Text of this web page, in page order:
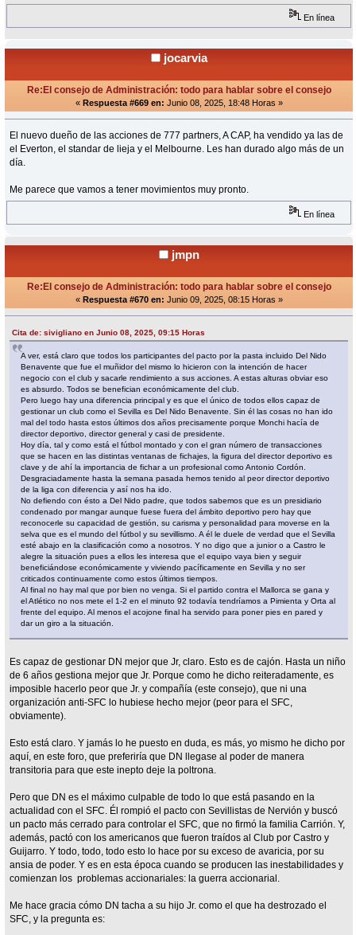
En línea
jocarvia
Re:El consejo de Administración: todo para hablar sobre el consejo
« Respuesta #669 en: Junio 08, 2025, 18:48 Horas »
El nuevo dueño de las acciones de 777 partners, A CAP, ha vendido ya las de
el Everton, el standar de lieja y el Melbourne. Les han durado algo más de un
día.
Me parece que vamos a tener movimientos muy pronto.
En línea
jmpn
Re:El consejo de Administración: todo para hablar sobre el consejo
« Respuesta #670 en: Junio 09, 2025, 08:15 Horas »
Cita de: sivigliano en Junio 08, 2025, 09:15 Horas
A ver, está claro que todos los participantes del pacto por la pasta incluido Del Nido
Benavente que fue el muñidor del mismo lo hicieron con la intención de hacer
negocio con el club y sacarle rendimiento a sus acciones. A estas alturas obviar eso
es absurdo. Todos se benefician económicamente del club.
Pero luego hay una diferencia principal y es que el único de todos ellos capaz de
gestionar un club como el Sevilla es Del Nido Benavente. Sin él las cosas no han ido
mal del todo hasta estos últimos dos años precisamente porque Monchi hacía de
director deportivo, director general y casi de presidente.
Hoy día, tal y como está el fútbol montado y con el gran número de transacciones
que se hacen en las distintas ventanas de fichajes, la figura del director deportivo es
clave y de ahí la importancia de fichar a un profesional como Antonio Cordón.
Desgraciadamente hasta la semana pasada hemos tenido al peor director deportivo
de la liga con diferencia y así nos ha ido.
No defiendo con ésto a Del Nido padre, que todos sabemos que es un presidiario
condenado por mangar aunque fuese fuera del ámbito deportivo pero hay que
reconocerle su capacidad de gestión, su carisma y personalidad para moverse en la
selva que es el mundo del fútbol y su sevillismo. A él le duele de verdad que el Sevilla
esté abajo en la clasificación como a nosotros. Y no digo que a junior o a Castro le
alegre la situación pues a ellos les interesa que el equipo vaya bien y seguir
beneficiándose económicamente y viviendo pacíficamente en Sevilla y no ser
criticados continuamente como estos últimos tiempos.
Al final no hay mal que por bien no venga. Si el partido contra el Mallorca se gana y
el Atlético no nos mete el 1-2 en el minuto 92 todavía tendríamos a Pimienta y Orta al
frente del equipo. Al menos el acojone final ha servido para poner pies en pared y
dar un giro a la situación.
Es capaz de gestionar DN mejor que Jr, claro. Esto es de cajón. Hasta un niño
de 6 años gestiona mejor que Jr. Porque como he dicho reiteradamente, es
imposible hacerlo peor que Jr. y compañía (este consejo), que ni una
organización anti-SFC lo hubiese hecho mejor (peor para el SFC,
obviamente).
Esto está claro. Y jamás lo he puesto en duda, es más, yo mismo he dicho por
aquí, en este foro, que preferiría que DN llegase al poder de manera
transitoria para que este inepto deje la poltrona.
Pero que DN es el máximo culpable de todo lo que está pasando en la
actualidad con el SFC. Él rompió el pacto con Sevillistas de Nervión y buscó
un pacto más cerrado para controlar el SFC, que no firmó la familia Carrión. Y,
además, pactó con los americanos que fueron traídos al Club por Castro y
Guijarro. Y todo, todo, todo esto lo hace por su exceso de avaricia, por su
ansia de poder. Y es en esta época cuando se producen las inestabilidades y
comienzan los problemas accionariales: la guerra accionarial.
Me hace gracia cómo DN tacha a su hijo Jr. como el que ha destrozado el
SFC, y la pregunta es: